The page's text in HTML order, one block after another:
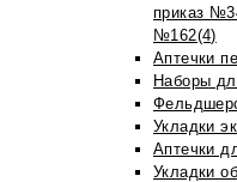
приказ
№162(4)
Аптечки
Наборы
Укладки
Аптечки
Укладки